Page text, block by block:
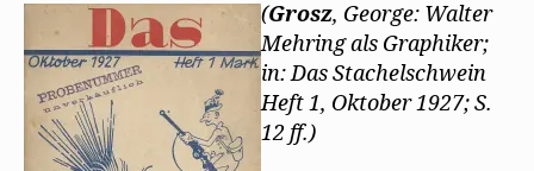
(Grosz, George: Walter
Mehring als Graphiker;
in: Das Stachelschwein
Heft 1, Oktober 1927; S.
12 ff.)